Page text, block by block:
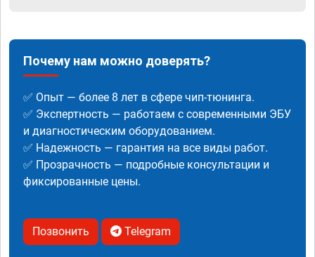
Почему нам можно доверять?
✅ Опыт — более 8 лет в сфере чип-тюнинга.
✅ Экспертность — работаем с современными ЭБУ
и диагностическим оборудованием.
✅ Надежность — гарантия на все виды работ.
✅ Прозрачность — подробные консультации и
фиксированные цены.
Позвонить Telegram